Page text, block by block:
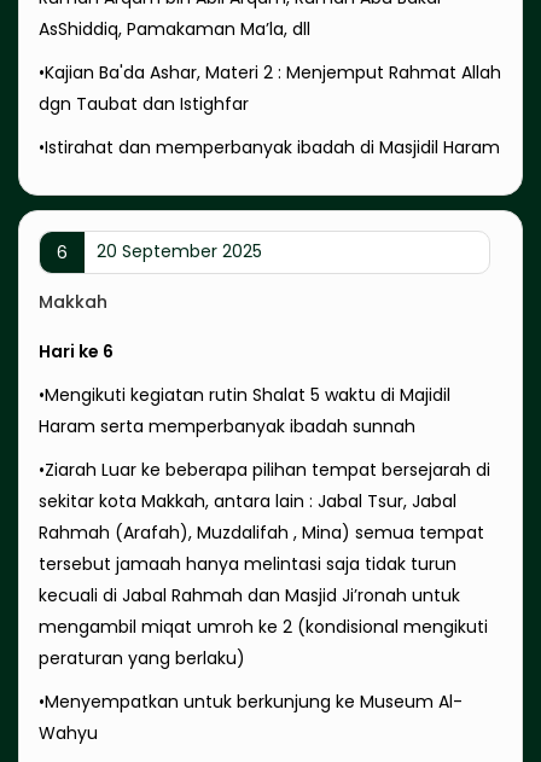
AsShiddiq, Pamakaman Ma’la, dll
•Kajian Ba'da Ashar, Materi 2 : Menjemput Rahmat Allah
dgn Taubat dan Istighfar
•Istirahat dan memperbanyak ibadah di Masjidil Haram
6 20 September 2025
Makkah
Hari ke 6
•Mengikuti kegiatan rutin Shalat 5 waktu di Majidil
Haram serta memperbanyak ibadah sunnah
•Ziarah Luar ke beberapa pilihan tempat bersejarah di
sekitar kota Makkah, antara lain : Jabal Tsur, Jabal
Rahmah (Arafah), Muzdalifah , Mina) semua tempat
tersebut jamaah hanya melintasi saja tidak turun
kecuali di Jabal Rahmah dan Masjid Ji’ronah untuk
mengambil miqat umroh ke 2 (kondisional mengikuti
peraturan yang berlaku)
•Menyempatkan untuk berkunjung ke Museum Al-
Wahyu